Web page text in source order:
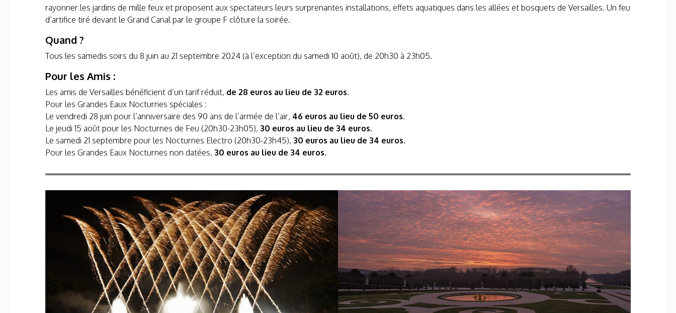
rayonner les jardins de mille feux et proposent aux spectateurs leurs surprenantes installations, effets aquatiques dans les allées et bosquets de Versailles. Un feu
d’artifice tiré devant le Grand Canal par le groupe F clôture la soirée.
Quand ?
Tous les samedis soirs du 8 juin au 21 septembre 2024 (à l’exception du samedi 10 août), de 20h30 à 23h05.
Pour les Amis :
Les amis de Versailles bénéficient d’un tarif réduit, de 28 euros au lieu de 32 euros.
Pour les Grandes Eaux Nocturnes spéciales :
Le vendredi 28 juin pour l’anniversaire des 90 ans de l’armée de l’air, 46 euros au lieu de 50 euros.
Le jeudi 15 août pour les Nocturnes de Feu (20h30-23h05), 30 euros au lieu de 34 euros.
Le samedi 21 septembre pour les Nocturnes Electro (20h30-23h45), 30 euros au lieu de 34 euros.
Pour les Grandes Eaux Nocturnes non datées, 30 euros au lieu de 34 euros.